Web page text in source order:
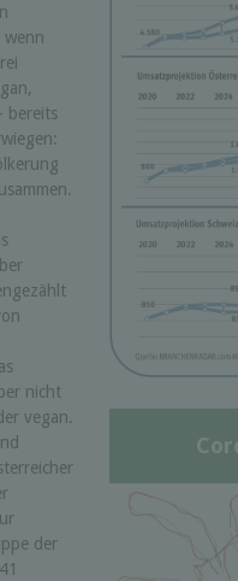
wenn
bereits
nicht
vegan.
der